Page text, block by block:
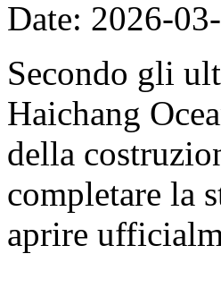
Date: 2026-
Secondo gli
Haichang
della
completare la
aprire